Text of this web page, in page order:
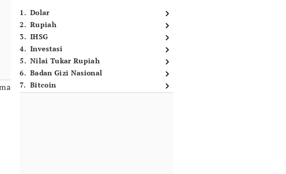
1. Dolar
2. Rupiah
3. IHSG
4. Investasi
5. Nilai Tukar Rupiah
6. Badan Gizi Nasional
7. Bitcoin